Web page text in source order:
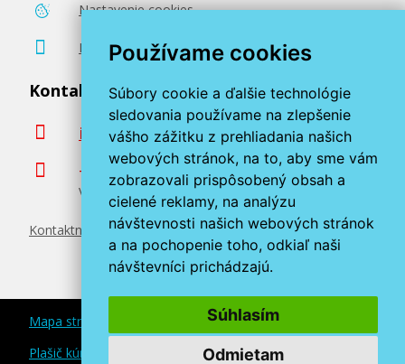
Používame cookies
Súbory cookie a ďalšie technológie
sledovania používame na zlepšenie
vášho zážitku z prehliadania našich
webových stránok, na to, aby sme vám
zobrazovali prispôsobený obsah a
cielené reklamy, na analýzu
návštevnosti našich webových stránok
a na pochopenie toho, odkiaľ naši
návštevníci prichádzajú.
Súhlasím
Odmietam
Nastavenie cookies
Poradenstvo zadarmo
Kontaktujte nás
info@miroluk.sk
+420 377 222 313
Volajte v pracovné dni od 8. do 17. hod.
Kontaktné údaje
Mapa stránok
Plašič kún a myší